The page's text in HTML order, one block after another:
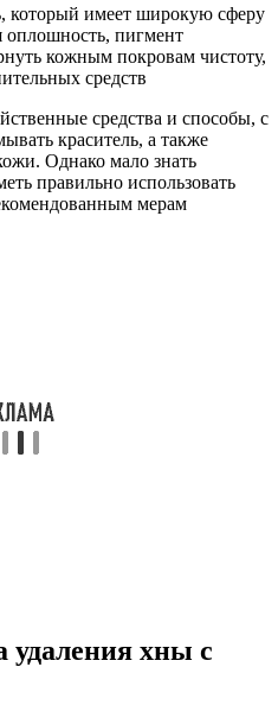
который имеет широкую сферу
оплошность, пигмент
кожным покровам чистоту,
средств
средства и способы, с
краситель, а также
Однако мало знать
правильно использовать
мерам
удаления хны с